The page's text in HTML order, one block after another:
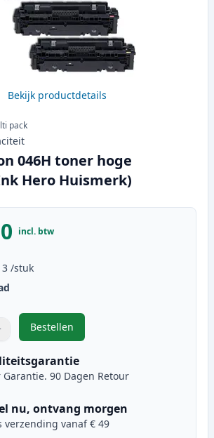
Bekijk productdetails
pack
046H toner hoge
Hero Huismerk)
incl. btw
/stuk
om aan te passen
Bestellen
,4 stuks Canon 046H toner hoge
Garantie. 90 Dagen Retour
nu, ontvang morgen
verzending vanaf € 49